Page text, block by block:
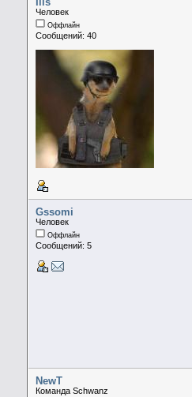
Человек
Оффлайн
Сообщений: 40
Gssomi
Человек
Оффлайн
Сообщений: 5
NewT
Команда Schwanz